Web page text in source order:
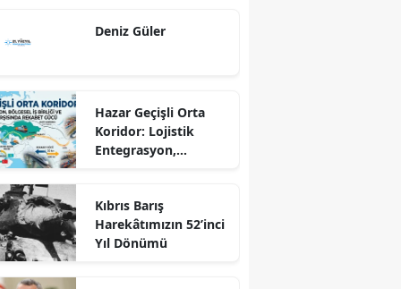
Sürdürülebilir
Deniz Güler
Hazar Geçişli Orta
Koridor: Lojistik
Entegrasyon,
Karşısında Rekabet
Gücü
Kıbrıs Barış
Harekâtımızın 52’inci
Yıl Dönümü